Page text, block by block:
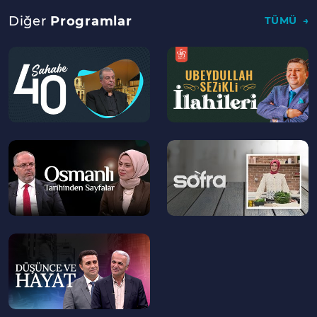
Diğer Programlar TÜMÜ
>
>
--
>
--
>
--
>